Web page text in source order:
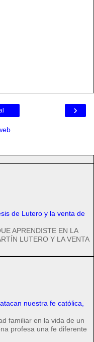
›
de Lutero y la venta de
APRENDISTE EN LA
LUTERO Y LA VENTA
nuestra fe católica,
familiar en la vida de un
profesa una fe diferente